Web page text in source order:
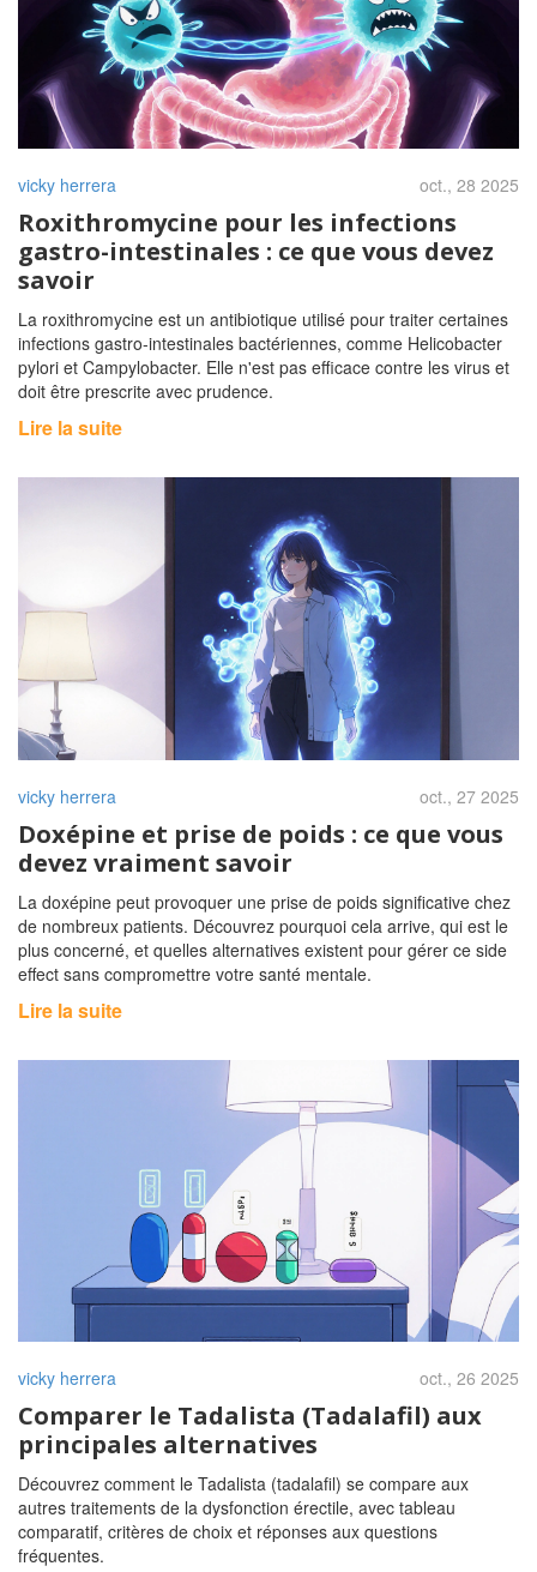
vicky herrera oct., 28 2025
Roxithromycine pour les infections
gastro-intestinales : ce que vous devez
savoir
La roxithromycine est un antibiotique utilisé pour traiter certaines
infections gastro-intestinales bactériennes, comme Helicobacter
pylori et Campylobacter. Elle n'est pas efficace contre les virus et
doit être prescrite avec prudence.
Lire la suite
vicky herrera oct., 27 2025
Doxépine et prise de poids : ce que vous
devez vraiment savoir
La doxépine peut provoquer une prise de poids significative chez
de nombreux patients. Découvrez pourquoi cela arrive, qui est le
plus concerné, et quelles alternatives existent pour gérer ce side
effect sans compromettre votre santé mentale.
Lire la suite
vicky herrera oct., 26 2025
Comparer le Tadalista (Tadalafil) aux
principales alternatives
Découvrez comment le Tadalista (tadalafil) se compare aux
autres traitements de la dysfonction érectile, avec tableau
comparatif, critères de choix et réponses aux questions
fréquentes.